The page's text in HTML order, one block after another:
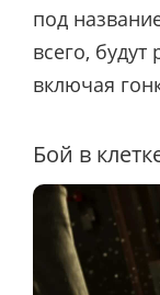
под
всего,
включая
Бой в